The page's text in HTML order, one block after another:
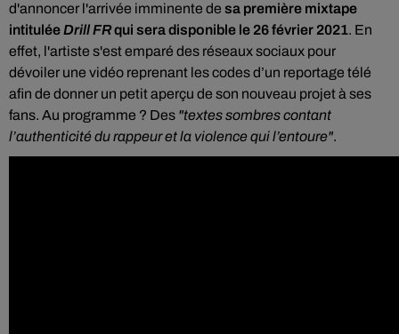
d'annoncer l'arrivée imminente de sa première mixtape
intituléeDrill FRqui sera disponible le 26 février 2021. En
effet, l'artiste s'est emparé des réseaux sociaux pour
dévoiler une vidéo reprenant les codes d’un reportage télé
afin de donner un petit aperçu de son nouveau projet à ses
fans. Au programme ? Des "textes sombres contant
l’authenticité du rappeur et la violence qui l’entoure".